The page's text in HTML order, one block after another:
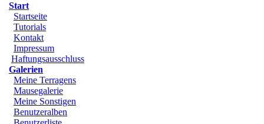
Auswahl
Start
Startseite
Tutorials
Kontakt
Impressum
Haftungsausschluss
Galerien
Meine Terragens
Mausegalerie
Meine Sonstigen